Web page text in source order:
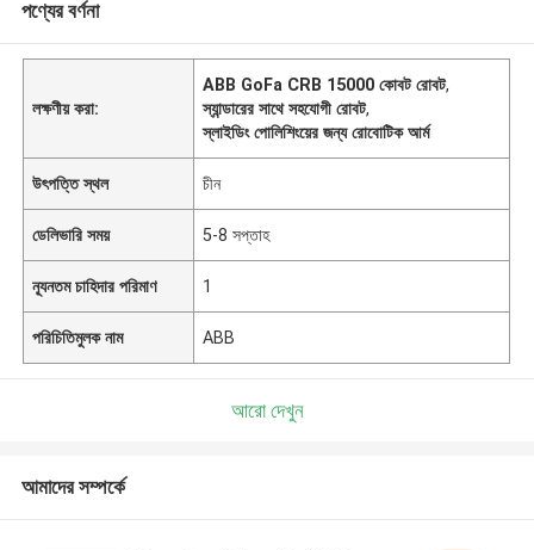
পণ্যের বর্ণনা
লক্ষণীয় করা:
ABB GoFa CRB 15000 কোবট রোবট,
স্যান্ডারের সাথে সহযোগী রোবট,
স্লাইডিং পোলিশিংয়ের জন্য রোবোটিক আর্ম
উৎপত্তি স্থল চীন
ডেলিভারি সময় 5-8 সপ্তাহ
ন্যূনতম চাহিদার পরিমাণ 1
পরিচিতিমুলক নাম ABB
আরো দেখুন
আমাদের সম্পর্কে